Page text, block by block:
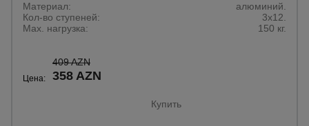
Материал:
алюминий.
Кол-во ступеней:
3х12.
Max. нагрузка:
150 кг.
Цена:
409 AZN
358 AZN
Купить